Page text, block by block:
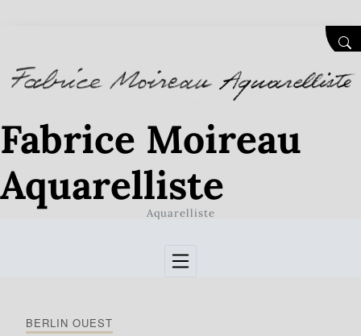
Fabrice Moireau
Aquarelliste
Aquarelliste
BERLIN OUEST